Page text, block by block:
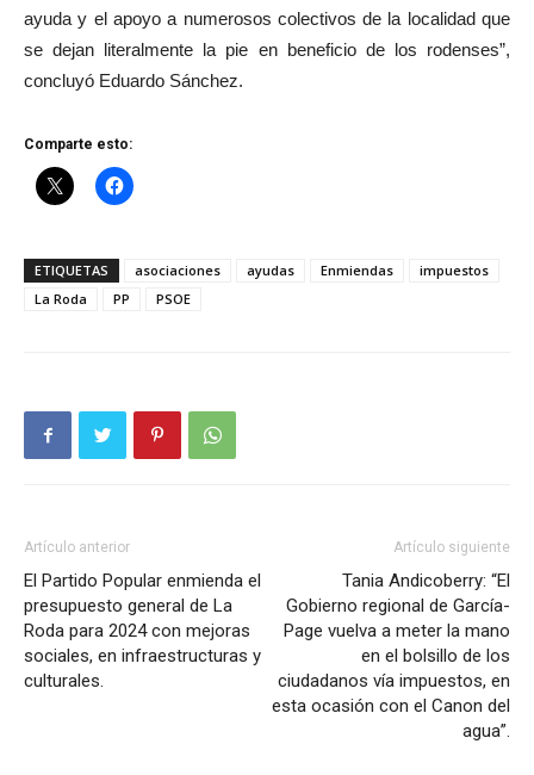
ayuda y el apoyo a numerosos colectivos de la localidad que
se dejan literalmente la pie en beneficio de los rodenses”,
concluyó Eduardo Sánchez.
Comparte esto:
ETIQUETAS asociaciones ayudas Enmiendas
impuestos
La Roda
PP PSOE
Artículo anterior
El Partido Popular enmienda el
presupuesto general de La
Roda para 2024 con mejoras
sociales, en infraestructuras y
culturales.
Artículo siguiente
Tania Andicoberry: “El
Gobierno regional de García-
Page vuelva a meter la mano
en el bolsillo de los
ciudadanos vía impuestos, en
esta ocasión con el Canon del
agua”.